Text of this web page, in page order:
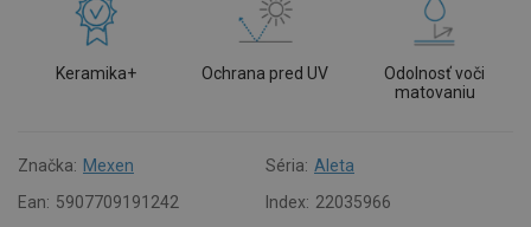
Keramika+ Ochrana pred UV
Odolnosť voči
matovaniu
Značka: Mexen Séria: Aleta
Ean: 5907709191242 Index: 22035966